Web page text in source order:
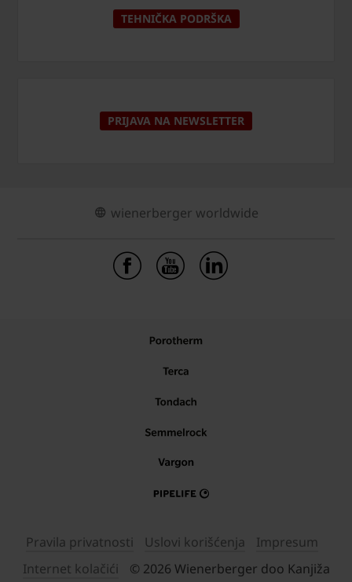
TEHNIČKA PODRŠKA
PRIJAVA NA NEWSLETTER
wienerberger worldwide
Pravila privatnosti Uslovi korišćenja
Impresum
Internet kolačići
© 2026 Wienerberger doo Kanjiža